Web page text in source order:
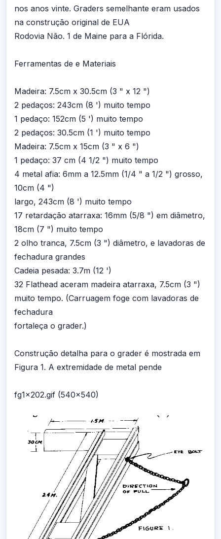
nos anos vinte. Graders semelhante eram usados
na construção original de EUA
Rodovia Não. 1 de Maine para a Flórida.
Ferramentas de e Materiais
Madeira: 7.5cm x 30.5cm (3 " x 12 ")
2 pedaços: 243cm (8 ') muito tempo
1 pedaço: 152cm (5 ') muito tempo
2 pedaços: 30.5cm (1 ') muito tempo
Madeira: 7.5cm x 15cm (3 " x 6 ")
1 pedaço: 37 cm (4 1/2 ") muito tempo
4 metal afia: 6mm a 12.5mm (1/4 " a 1/2 ") grosso,
10cm (4 ")
largo, 243cm (8 ') muito tempo
17 retardação atarraxa: 16mm (5/8 ") em diâmetro,
18cm (7 ") muito tempo
2 olho tranca, 7.5cm (3 ") diâmetro, e lavadoras de
fechadura grandes
Cadeia pesada: 3.7m (12 ')
32 Flathead aceram madeira atarraxa, 7.5cm (3 ")
muito tempo. (Carruagem foge com lavadoras de
fechadura
fortaleça o grader.)
Construção detalha para o grader é mostrada em
Figura 1. A extremidade de metal pende
fg1x202.gif (540x540)